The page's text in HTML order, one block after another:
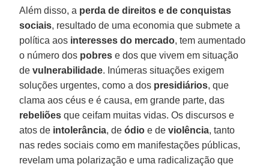
Além disso, a perda de direitos e de conquistas
sociais, resultado de uma economia que submete a
política aos interesses do mercado, tem aumentado
o número dos pobres e dos que vivem em situação
devulnerabilidade. Inúmeras situações exigem
soluções urgentes, como a dos presidiários, que
clama aos céus e é causa, em grande parte, das
rebeliões que ceifam muitas vidas. Os discursos e
atos de intolerância, deódio e deviolência, tanto
nas redes sociais como em manifestações públicas,
revelam uma polarização e uma radicalização que